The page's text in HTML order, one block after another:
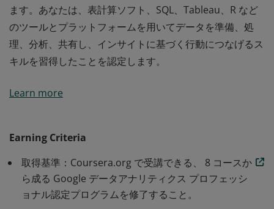
ます。あなたは、表計算ソフト、SQL、Tableau、R など
のツールとプラットフォームを用いてデータを準備、処
理、分析、共有し、インサイトに基づく行動につなげるス
キルを習得したことを認定します。
ス プロフェッショナル認定プログラムを修了したことを
ーレベルの職に就けるスキルが身につくよう設計されてい
ます。あなたは、表計算ソフト、SQL、Tableau、R など
のツールとプラットフォームを用いてデータを準備、処
理、分析、共有し、インサイトに基づく行動につなげるス
Learn more
Earning Criteria
取得基準：Coursera.org で受講できる、 8 コースか
ら成る Google データアナリティクス プロフェッシ
ョナル認定プログラムを修了すること。